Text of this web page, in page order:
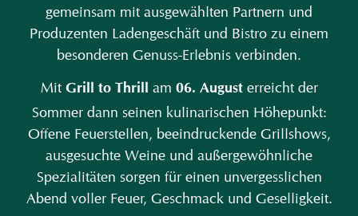
gemeinsam mit ausgewählten Partnern und
Produzenten Ladengeschäft und Bistro zu einem
besonderen Genuss-Erlebnis verbinden.
Mit Grill to Thrill am 06. Augusterreicht der
Sommer dann seinen kulinarischen Höhepunkt:
Offene Feuerstellen, beeindruckende Grillshows,
ausgesuchte Weine und außergewöhnliche
Spezialitäten sorgen für einen unvergesslichen
Abend voller Feuer, Geschmack und Geselligkeit.